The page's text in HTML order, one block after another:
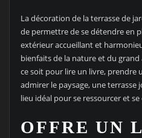
La décoration de la terrasse de
de permettre de se détendre en
extérieur accueillant et
bienfaits de la nature et du
ce soit pour lire un livre, prendre
admirer le paysage, une
lieu idéal pour se ressourcer et
OFFRE UN